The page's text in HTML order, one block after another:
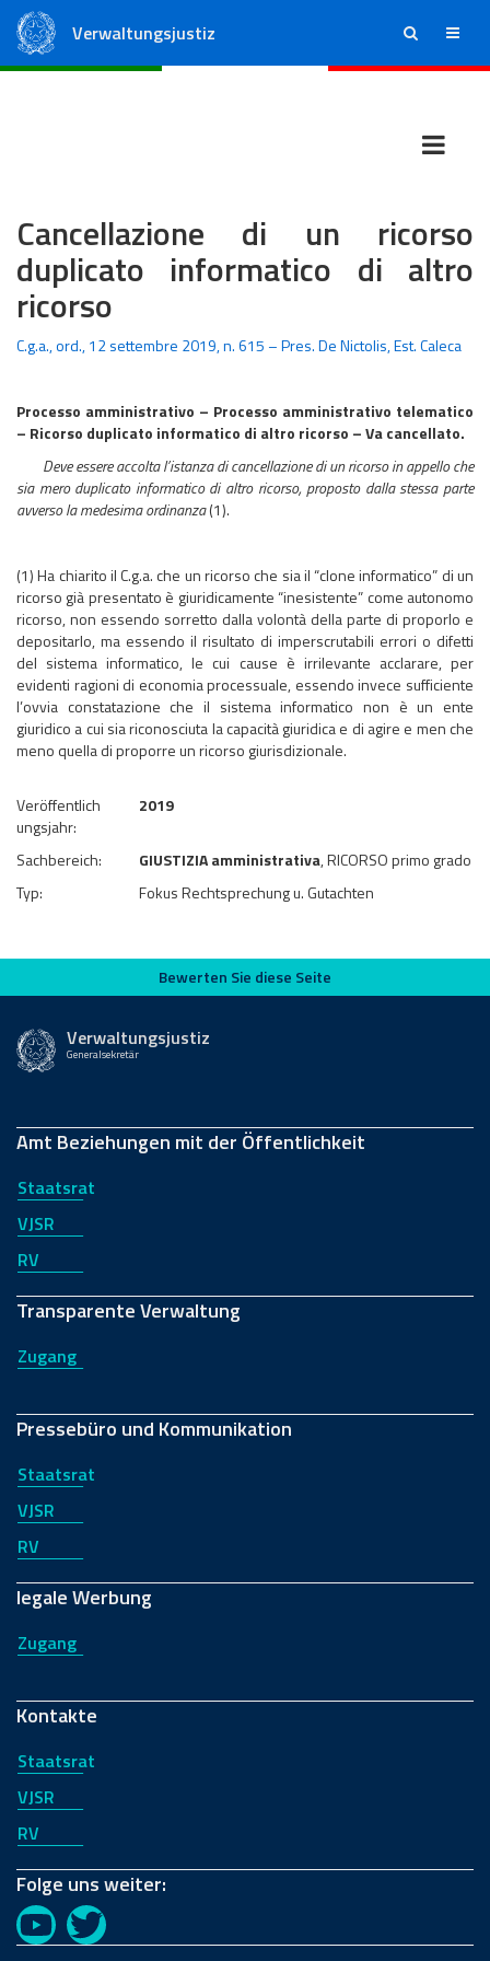
Verwaltungsjustiz ricerca menu
Cancellazione di un ricorso
duplicato informatico di altro
ricorso
C.g.a., ord., 12 settembre 2019, n. 615 – Pres. De Nictolis, Est. Caleca
Processo amministrativo – Processo amministrativo telematico
– Ricorso duplicato informatico di altro ricorso – Va cancellato.
Deve essere accolta l’istanza di cancellazione di un ricorso in appello che
sia mero duplicato informatico di altro ricorso, proposto dalla stessa parte
avverso la medesima ordinanza(1).
(1) Ha chiarito il C.g.a. che un ricorso che sia il “clone informatico” di un
ricorso già presentato è giuridicamente “inesistente” come autonomo
ricorso, non essendo sorretto dalla volontà della parte di proporlo e
depositarlo, ma essendo il risultato di imperscrutabili errori o difetti
del sistema informatico, le cui cause è irrilevante acclarare, per
evidenti ragioni di economia processuale, essendo invece sufficiente
l’ovvia constatazione che il sistema informatico non è un ente
giuridico a cui sia riconosciuta la capacità giuridica e di agire e men che
meno quella di proporre un ricorso giurisdizionale.
Veröffentlich
ungsjahr:
2019
Sachbereich: GIUSTIZIA amministrativa, RICORSO primo grado
Typ:
Fokus Rechtsprechung u. Gutachten
Bewerten Sie diese Seite
Bewerten Sie diese Seite
Verwaltungsjustiz
Generalsekretär
Amt Beziehungen mit der Öffentlichkeit
Staatsrat
VJSR
RV
Transparente Verwaltung
Zugang
Pressebüro und Kommunikation
Staatsrat
VJSR
RV
legale Werbung
Zugang
Kontakte
Staatsrat
VJSR
RV
Folge uns weiter:
YouTubeTwitter